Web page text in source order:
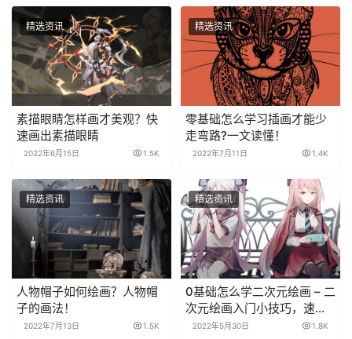
精选资讯
素描眼睛怎样画才美观？快
速画出素描眼睛
2022年6月15日 1.5K
精选资讯
零基础怎么学习插画才能少
走弯路?一文读懂！
2022年7月11日 1.4K
精选资讯
人物帽子如何绘画？人物帽
子的画法！
2022年7月13日 1.5K
精选资讯
0基础怎么学二次元绘画 – 二
次元绘画入门小技巧，速
学！
2022年5月30日 1.8K